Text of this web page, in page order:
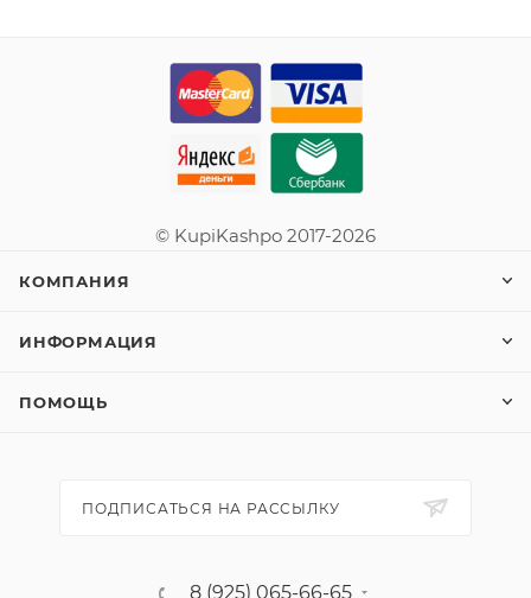
© KupiKashpo 2017-2026
КОМПАНИЯ
ИНФОРМАЦИЯ
ПОМОЩЬ
ПОДПИСАТЬСЯ НА РАССЫЛКУ
8 (925) 065-66-65